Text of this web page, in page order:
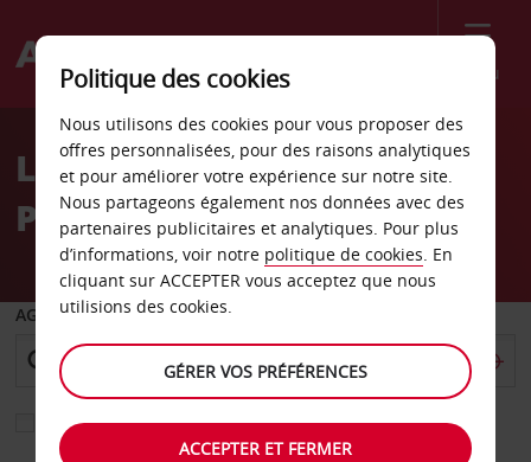
Menu
Welcome
AvisLocation de voiture Grand
Prairie
AGENCE DE DÉPART
Sélectionnez une autre agence de retour
Politique des cookies
Nous utilisons des cookies pour vous proposer des
offres personnalisées, pour des raisons analytiques
et pour améliorer votre expérience sur notre site.
Nous partageons également nos données avec des
partenaires publicitaires et analytiques. Pour plus
d’informations, voir notre politique de cookies. En
cliquant sur ACCEPTER vous acceptez que nous
utilisions des cookies.
GÉRER VOS PRÉFÉRENCES
ACCEPTER ET FERMER